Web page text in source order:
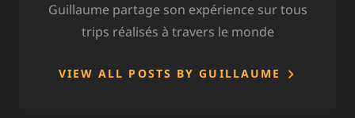
Guillaume partage son expérience sur tous
trips réalisés à travers le monde
VIEW ALL POSTS BY GUILLAUME